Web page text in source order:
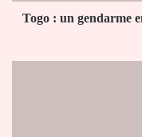
Togo : un gendarme